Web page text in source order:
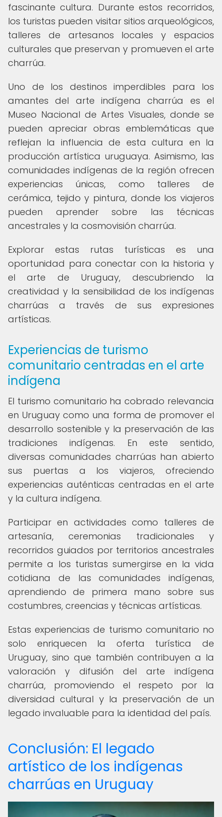
fascinante cultura. Durante estos recorridos,
los turistas pueden visitar sitios arqueológicos,
talleres de artesanos locales y espacios
culturales que preservan y promueven el arte
charrúa.
Uno de los destinos imperdibles para los
amantes del arte indígena charrúa es el
Museo Nacional de Artes Visuales, donde se
pueden apreciar obras emblemáticas que
reflejan la influencia de esta cultura en la
producción artística uruguaya. Asimismo, las
comunidades indígenas de la región ofrecen
experiencias únicas, como talleres de
cerámica, tejido y pintura, donde los viajeros
pueden aprender sobre las técnicas
ancestrales y la cosmovisión charrúa.
Explorar estas rutas turísticas es una
oportunidad para conectar con la historia y
el arte de Uruguay, descubriendo la
creatividad y la sensibilidad de los indígenas
charrúas a través de sus expresiones
artísticas.
Experiencias de turismo
comunitario centradas en el arte
indígena
El turismo comunitario ha cobrado relevancia
en Uruguay como una forma de promover el
desarrollo sostenible y la preservación de las
tradiciones indígenas. En este sentido,
diversas comunidades charrúas han abierto
sus puertas a los viajeros, ofreciendo
experiencias auténticas centradas en el arte
y la cultura indígena.
Participar en actividades como talleres de
artesanía, ceremonias tradicionales y
recorridos guiados por territorios ancestrales
permite a los turistas sumergirse en la vida
cotidiana de las comunidades indígenas,
aprendiendo de primera mano sobre sus
costumbres, creencias y técnicas artísticas.
Estas experiencias de turismo comunitario no
solo enriquecen la oferta turística de
Uruguay, sino que también contribuyen a la
valoración y difusión del arte indígena
charrúa, promoviendo el respeto por la
diversidad cultural y la preservación de un
legado invaluable para la identidad del país.
Conclusión: El legado
artístico de los indígenas
charrúas en Uruguay